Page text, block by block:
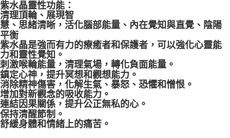
紫水晶靈性功能：
清理頂輪、展現智
慧、思緒清晰，活化腦部能量、內在覺知與直覺、陰陽
平衡
紫水晶是強而有力的療癒者和保護者，可以強化心靈能
力和靈性覺知。
刺激喉輪能量，清理氣場，轉化負面能量。
鎮定心神，提升冥想和觀想能力。
消除精神傷害，化解生氣、暴怒、恐懼和憎恨。
增加對新觀念的吸收能力。
連結因果關係，提升公正無私的心。
保持清醒節制。
舒緩身體和情緒上的痛苦。